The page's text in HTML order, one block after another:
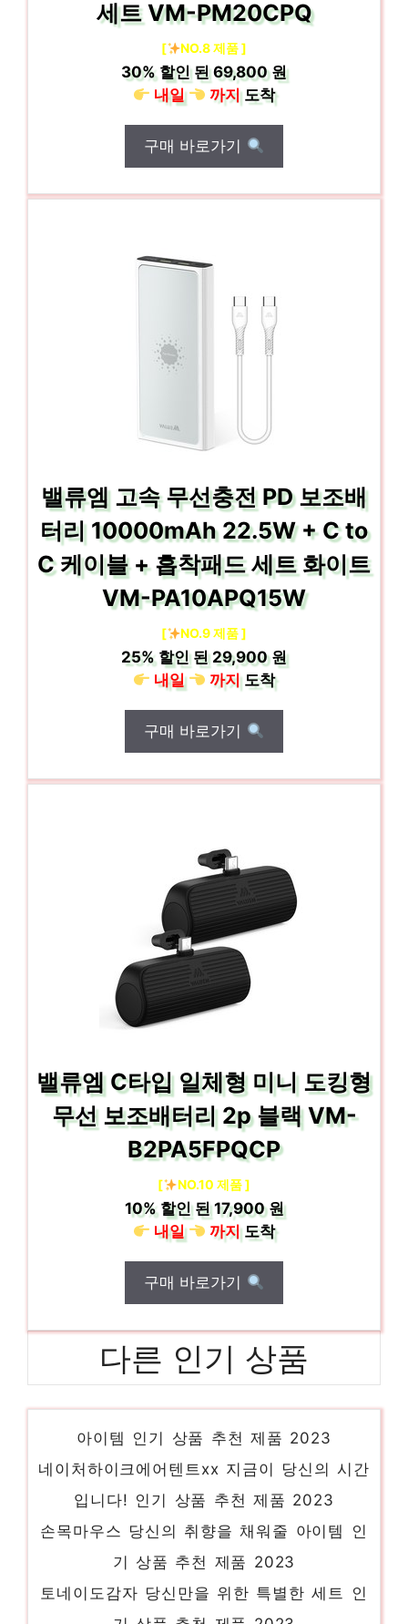
세트 VM-PM20CPQ
[ NO.8 제품 ]
30%할인 된69,800 원
내일
까지도착
구매 바로가기
밸류엠 고속 무선충전 PD 보조배
터리 10000mAh 22.5W + C to
C 케이블 + 흡착패드 세트 화이트
VM-PA10APQ15W
[ NO.9 제품 ]
25%할인 된29,900 원
내일
까지도착
구매 바로가기
밸류엠 C타입 일체형 미니 도킹형
무선 보조배터리 2p 블랙 VM-
B2PA5FPQCP
[ NO.10 제품 ]
10%할인 된17,900 원
내일
까지도착
구매 바로가기
다른 인기 상품
아이템 인기 상품 추천 제품 2023
네이처하이크에어텐트xx 지금이 당신의 시간
입니다! 인기 상품 추천 제품 2023
손목마우스 당신의 취향을 채워줄 아이템 인
기 상품 추천 제품 2023
토네이도감자 당신만을 위한 특별한 세트 인
기 상품 추천 제품 2023